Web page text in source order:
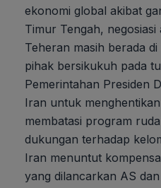
ekonomi global akibat
Timur Tengah,
Teheran masih berada
pihak bersikukuh pada
Pemerintahan Presiden
Iran untuk
membatasi program
dukungan terhadap
Iran menuntut
yang dilancarkan AS